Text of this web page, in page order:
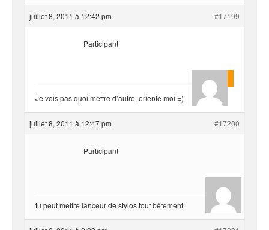
juillet 8, 2011 à 12:42 pm #17199
King222
Participant
Je vois pas quoi mettre d’autre, oriente moi =)
juillet 8, 2011 à 12:47 pm #17200
hjf
Participant
tu peut mettre lanceur de stylos tout bêtement